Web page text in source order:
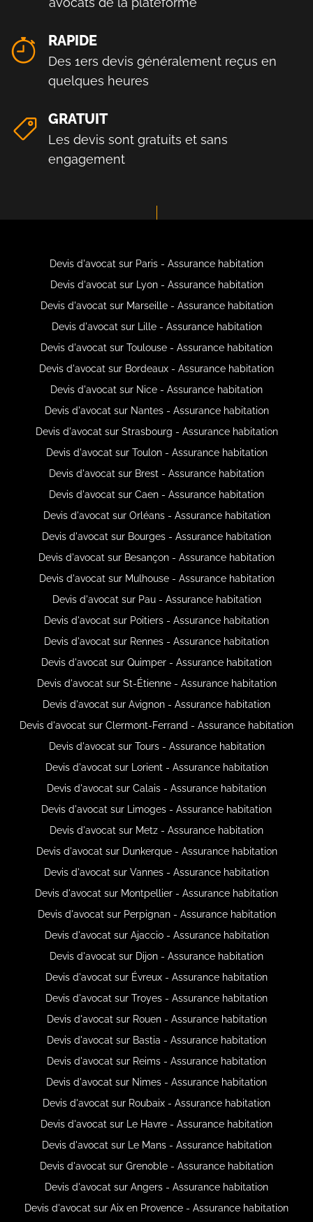
RAPIDE
Des 1ers devis généralement reçus en
quelques heures
GRATUIT
Les devis sont gratuits et sans
engagement
Devis d'avocat sur Paris - Assurance habitation
Devis d'avocat sur Lyon - Assurance habitation
Devis d'avocat sur Marseille - Assurance habitation
Devis d'avocat sur Lille - Assurance habitation
Devis d'avocat sur Toulouse - Assurance habitation
Devis d'avocat sur Bordeaux - Assurance habitation
Devis d'avocat sur Nice - Assurance habitation
Devis d'avocat sur Nantes - Assurance habitation
Devis d'avocat sur Strasbourg - Assurance habitation
Devis d'avocat sur Toulon - Assurance habitation
Devis d'avocat sur Brest - Assurance habitation
Devis d'avocat sur Caen - Assurance habitation
Devis d'avocat sur Orléans - Assurance habitation
Devis d'avocat sur Bourges - Assurance habitation
Devis d'avocat sur Besançon - Assurance habitation
Devis d'avocat sur Mulhouse - Assurance habitation
Devis d'avocat sur Pau - Assurance habitation
Devis d'avocat sur Poitiers - Assurance habitation
Devis d'avocat sur Rennes - Assurance habitation
Devis d'avocat sur Quimper - Assurance habitation
Devis d'avocat sur St-Étienne - Assurance habitation
Devis d'avocat sur Avignon - Assurance habitation
Devis d'avocat sur Clermont-Ferrand - Assurance habitation
Devis d'avocat sur Tours - Assurance habitation
Devis d'avocat sur Lorient - Assurance habitation
Devis d'avocat sur Calais - Assurance habitation
Devis d'avocat sur Limoges - Assurance habitation
Devis d'avocat sur Metz - Assurance habitation
Devis d'avocat sur Dunkerque - Assurance habitation
Devis d'avocat sur Vannes - Assurance habitation
Devis d'avocat sur Montpellier - Assurance habitation
Devis d'avocat sur Perpignan - Assurance habitation
Devis d'avocat sur Ajaccio - Assurance habitation
Devis d'avocat sur Dijon - Assurance habitation
Devis d'avocat sur Évreux - Assurance habitation
Devis d'avocat sur Troyes - Assurance habitation
Devis d'avocat sur Rouen - Assurance habitation
Devis d'avocat sur Bastia - Assurance habitation
Devis d'avocat sur Reims - Assurance habitation
Devis d'avocat sur Nimes - Assurance habitation
Devis d'avocat sur Roubaix - Assurance habitation
Devis d'avocat sur Le Havre - Assurance habitation
Devis d'avocat sur Le Mans - Assurance habitation
Devis d'avocat sur Grenoble - Assurance habitation
Devis d'avocat sur Angers - Assurance habitation
Devis d'avocat sur Aix en Provence - Assurance habitation